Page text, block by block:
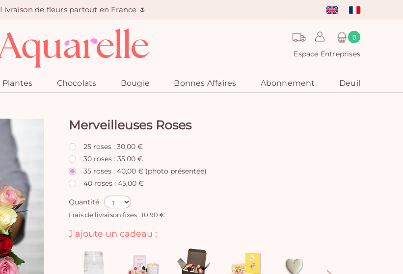
Livraison de fleurs partout en France 🌷
0
Espace Entreprises
Plantes Chocolats Bougie Bonnes Affaires Abonnement Deuil
Merveilleuses Roses
25 roses : 30,00 €
30 roses : 35,00 €
35 roses : 40,00 € (photo présentée)
40 roses : 45,00 €
Quantité
Frais de livraison fixes : 10,90 €
J'ajoute un cadeau :